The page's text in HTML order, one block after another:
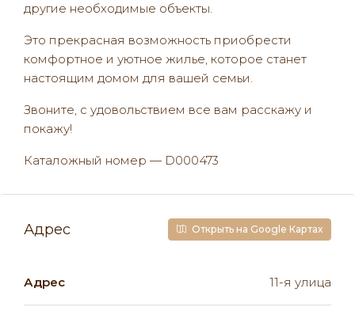
другие необходимые объекты.
Это прекрасная возможность приобрести
комфортное и уютное жилье, которое станет
настоящим домом для вашей семьи.
Звоните, с удовольствием все вам расскажу и
покажу!
Каталожный номер — D000473
Адрес Открыть на Google Картах
Адрес 11-я улица